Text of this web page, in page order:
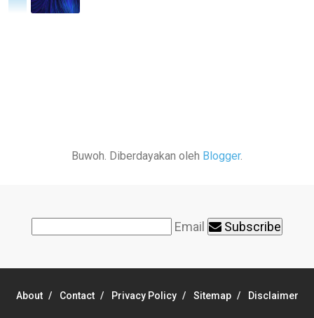
Buwoh. Diberdayakan oleh Blogger.
Email Subscribe
About Contact Privacy Policy Sitemap Disclaimer